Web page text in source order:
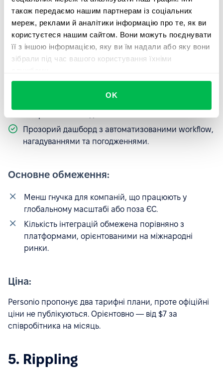
також передаємо нашим партнерам із соціальних
мереж, реклами й аналітики інформацію про те, як ви
користуєтеся нашим сайтом. Вони можуть поєднувати
її з іншою інформацією, яку ви їм надали або яку вони
зібрали під час вашого користування їхніми
OK
рішенні.
Переваги:
Створена з урахуванням європейських стандартів
Прозорий дашборд з автоматизованими workflow,
нагадуваннями та погодженнями.
Основне обмеження:
Менш гнучка для компаній, що працюють у
глобальному масштабі або поза ЄС.
Кількість інтеграцій обмежена порівняно з
платформами, орієнтованими на міжнародні
ринки.
Ціна:
Personio пропонує два тарифні плани, проте офіційні
ціни не публікуються. Орієнтовно — від $7 за
співробітника на місяць.
5. Rippling